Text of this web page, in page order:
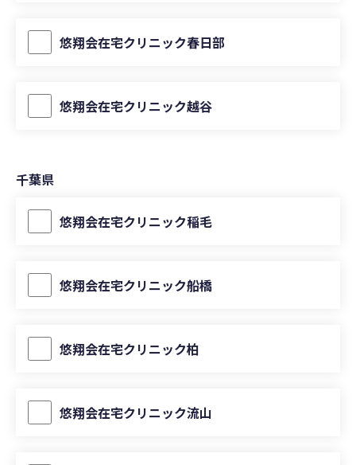
悠翔会在宅クリニック春日部
悠翔会在宅クリニック越谷
千葉県
悠翔会在宅クリニック稲毛
悠翔会在宅クリニック船橋
悠翔会在宅クリニック柏
悠翔会在宅クリニック流山